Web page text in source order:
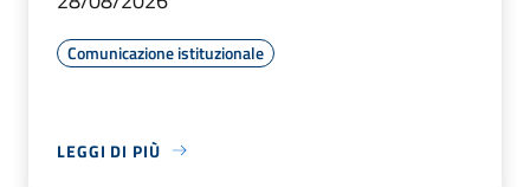
Comunicazione istituzionale
LEGGI DI PIÙ